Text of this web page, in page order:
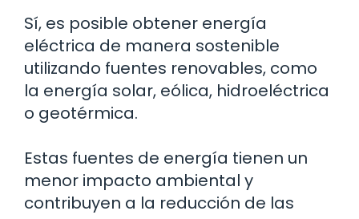
Sí, es posible obtener energía
eléctrica de manera sostenible
utilizando fuentes renovables, como
la energía solar, eólica, hidroeléctrica
o geotérmica.
Estas fuentes de energía tienen un
menor impacto ambiental y
contribuyen a la reducción de las